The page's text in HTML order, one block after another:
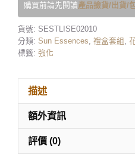
購買前請先閱讀產品撿貨/出貨/
貨號: SESTLISE02010
分類: Sun Essences, 禮盒套組 ,
標籤: 強化
描述
額外資訊
評價 (0)